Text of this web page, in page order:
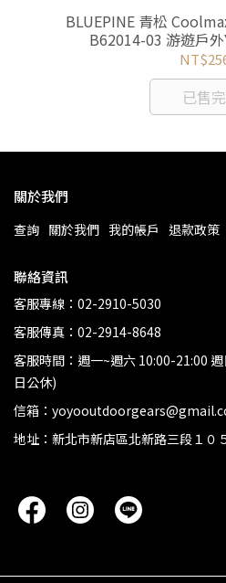
BLUEPINE 青松
B62014-03 游遊戶
已售完
關於我們
查詢 關於我們 我的帳戶 退款政策
聯絡資訊
客服專線：02-2910-5030
客服傳真：02-2914-8648
客服時間：週一~週六 10:00-21:00
日公休)
信箱：
地址：新北市新店區北新路三段１０